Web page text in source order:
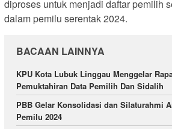
diproses untuk menjadi daftar pemilih
dalam pemilu serentak 2024.
BACAAN LAINNYA
KPU Kota Lubuk Linggau Menggelar
Pemuktahiran Data Pemilih Dan Sidalih
PBB Gelar Konsolidasi dan Silaturahmi
Pemilu 2024